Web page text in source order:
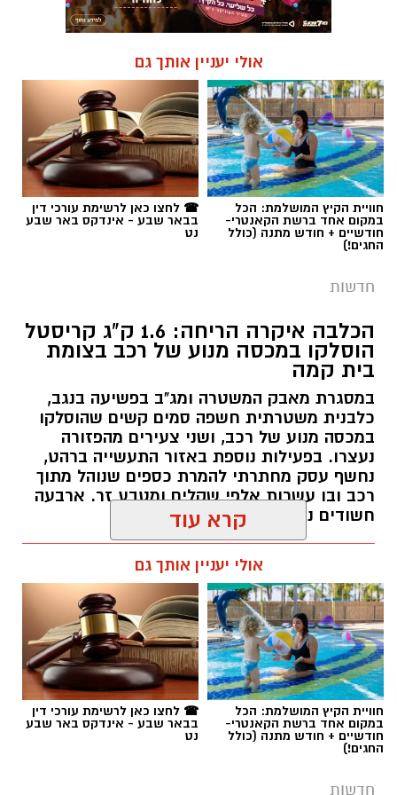
חוויית הקיץ המושלמת: הכל
חודשיים + חודש מתנה (כולל
☎ לחצו כאן לרשימת עורכי דין
נט
חדשות
הכלבה איקרה הריחה: 1.6 ק"ג קריסטל
הוסלקו במכסה מנוע של רכב בצומת
בית קמה
במסגרת מאבק המשטרה ומג"ב בפשיעה בנגב,
כלבנית משטרתית חשפה סמים קשים שהוסלקו
נעצרו. בפעילות נוספת באזור התעשייה ברהט,
נחשף עסק מחתרתי להמרת כספים שנוהל מתוך
רכב ובו עשרות אלפי שקלים ומטבע זר. ארבעה
חשודים נעצרו בסך הכל.
רותם שרון / 19:00 06.08.26
תגים:משטרה
קרא עוד
אולי יעניין אותך גם
חוויית הקיץ המושלמת: הכל
במקום אחד ברשת הקאנטרי-
חודשיים + חודש מתנה (כולל
☎ לחצו כאן לרשימת עורכי דין
בבאר שבע - אינדקס באר שבע
נט
חדשות
פרסום ראשון: בני 13 ו-14 חשודים
במעשי סדום קשים וצילום ההתעללות
בנערים בפארק בב''ש
מערכת "באר שבע נט" חושפת פרטים מחרידים
מאירוע שהתרחש בסוף השבוע האחרון: שני